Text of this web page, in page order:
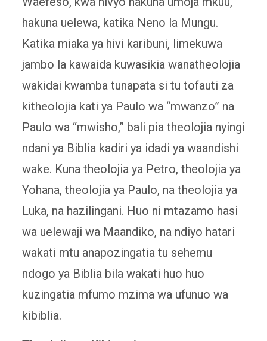
hakuna uelewa, katika Neno la Mungu.
Katika miaka ya hivi karibuni, limekuwa
jambo la kawaida kuwasikia wanatheolojia
wakidai kwamba tunapata si tu tofauti za
kitheolojia kati ya Paulo wa “mwanzo” na
Paulo wa “mwisho,” bali pia theolojia nyingi
ndani ya Biblia kadiri ya idadi ya waandishi
wake. Kuna theolojia ya Petro, theolojia ya
Yohana, theolojia ya Paulo, na theolojia ya
Luka, na hazilingani. Huo ni mtazamo hasi
wa uelewaji wa Maandiko, na ndiyo hatari
wakati mtu anapozingatia tu sehemu
ndogo ya Biblia bila wakati huo huo
kuzingatia mfumo mzima wa ufunuo wa
kibiblia.